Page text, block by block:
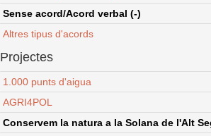
Sense acord/Acord verbal (-)
Altres tipus d'acords
Projectes
1.000 punts d'aigua
AGRI4POL
Conservem la natura a la Solana de l'Alt